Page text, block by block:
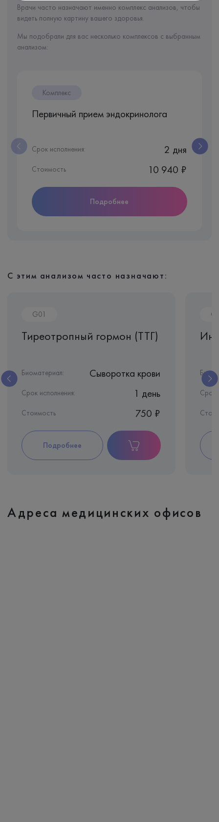
Врачи часто назначают именно комплекс анализов, чтобы
видеть полную картину вашего здоровья.
Мы подобрали для вас несколько комплексов с выбранным
анализом:
Комплекс
Первичный прием эндокринолога
Срок исполнения: 2 дня
Стоимость 10 940 ₽
Подробнее
С этим анализом часто назначают:
G01
Тиреотропный гормон (ТТГ)
Биоматериал: Сыворотка крови
Срок исполнения: 1 день
Стоимость 750 ₽
Подробнее
Срок
Адреса медицинских офисов